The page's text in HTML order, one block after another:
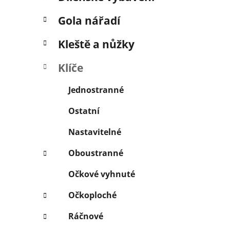
p
n
l
Gola nářadí
Kleště a nůžky
Klíče
Jednostranné
Ostatní
Nastavitelné
Oboustranné
Očkové vyhnuté
Očkoploché
Ráčnové